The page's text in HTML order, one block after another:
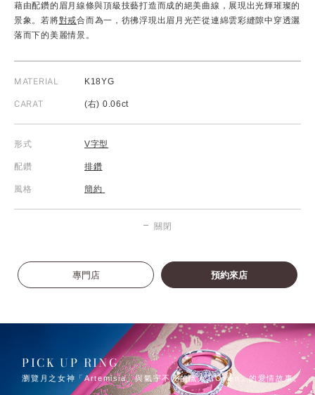
藉由配鑽的眉月線條與頂級技藝打造而成的絕美曲線，展現出光輝璀璨的
景象。若將對戒合而為一，彷彿浮現出眉月光芒從連綿雲彩縫隙中穿透灑
落而下的美麗情景。
MATERIAL K18YG
CARAT (右) 0.06ct
形式 V字型
配鑽 排鑽
風格 簡約
關閉
專門店 預約來店
PICK UP RING
瀏覽月之女神「Artemisia」與氣宇不凡的獵人「Orion」的愛情故事。